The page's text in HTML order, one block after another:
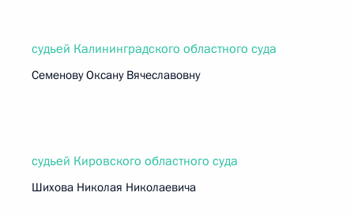
судьей Калининградского областного суда
Семенову Оксану Вячеславовну
судьей Кировского областного суда
Шихова Николая Николаевича